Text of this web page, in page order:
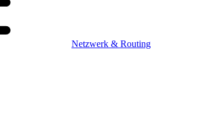
Netzwerk & Routing